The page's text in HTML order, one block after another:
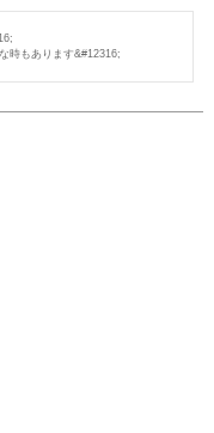
時もあります&#12316;